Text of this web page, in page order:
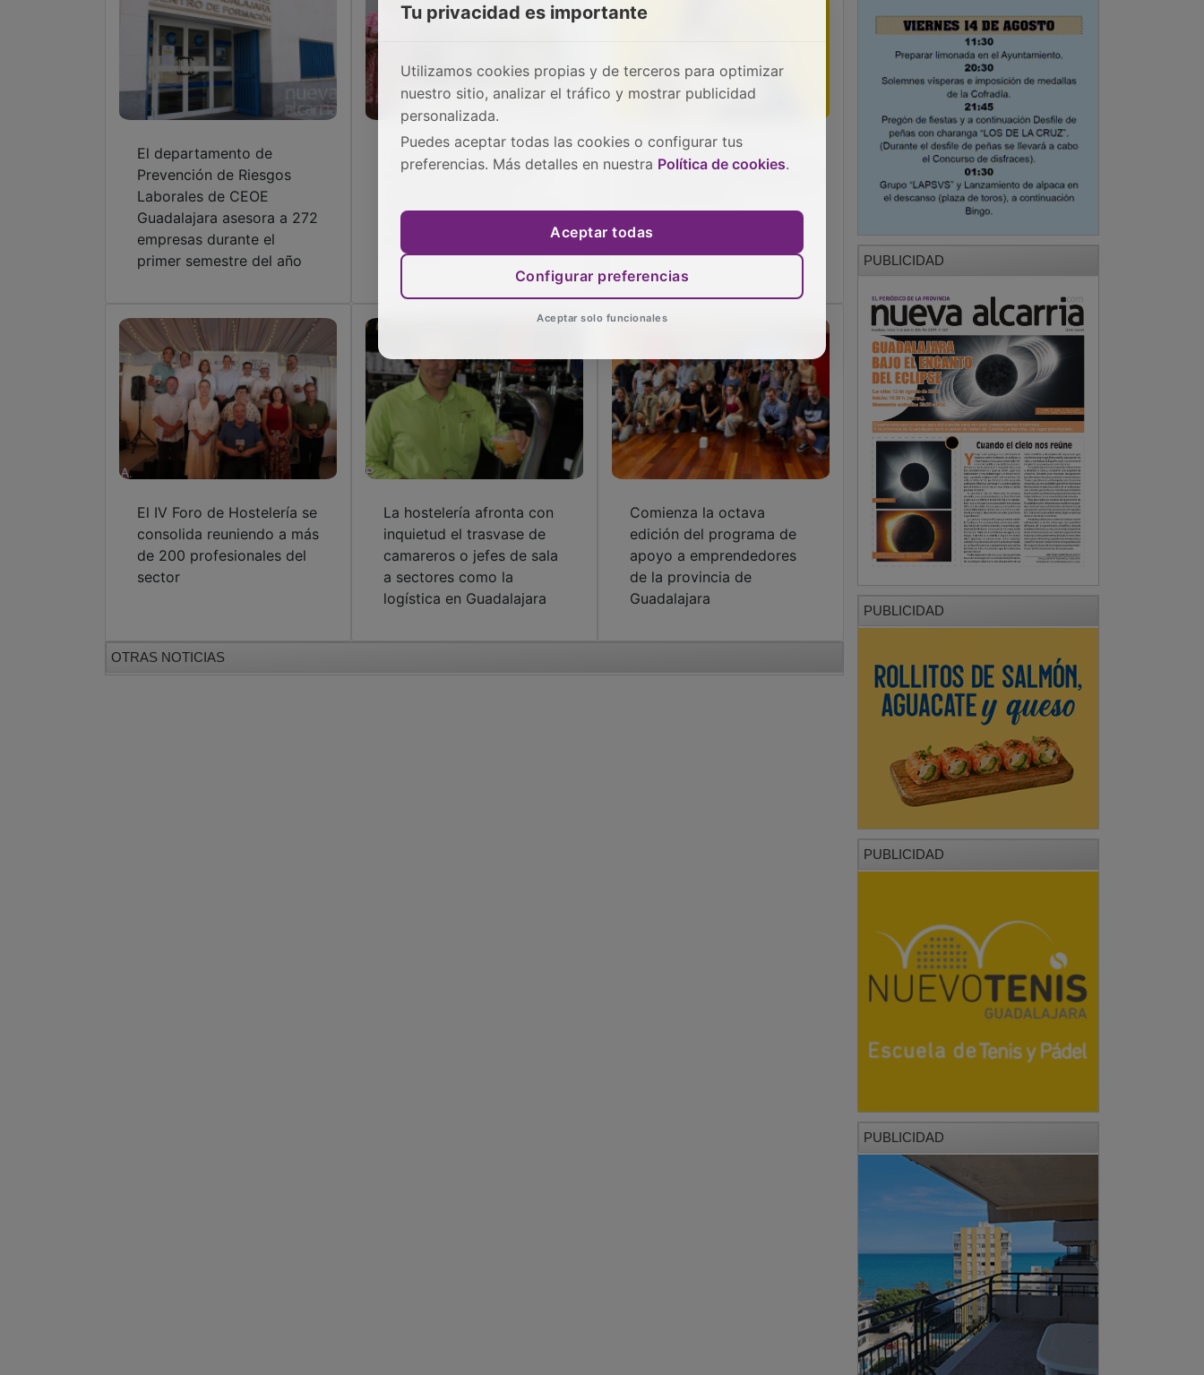
El departamento de
Prevención de Riesgos
Laborales de CEOE
Guadalajara asesora a 272
empresas durante el
primer semestre del año
La Federación provincial
de Hostelería repartirá
violencia de género entre
'La revolución de los
máquinas' bate récords en
El IV Foro de Hostelería se
consolida reuniendo a más
de 200 profesionales del
sector
La hostelería afronta con
inquietud el trasvase de
camareros o jefes de sala
a sectores como la
logística en Guadalajara
Comienza la octava
edición del programa de
apoyo a emprendedores
de la provincia de
Guadalajara
OTRAS NOTICIAS
PUBLICIDAD
PUBLICIDAD
PUBLICIDAD
PUBLICIDAD
Tu privacidad es importante
Utilizamos cookies propias y de terceros para optimizar
nuestro sitio, analizar el tráfico y mostrar publicidad
personalizada.
Puedes aceptar todas las cookies o configurar tus
preferencias. Más detalles en nuestra Política de cookies.
Aceptar todas
Configurar preferencias
Aceptar solo funcionales